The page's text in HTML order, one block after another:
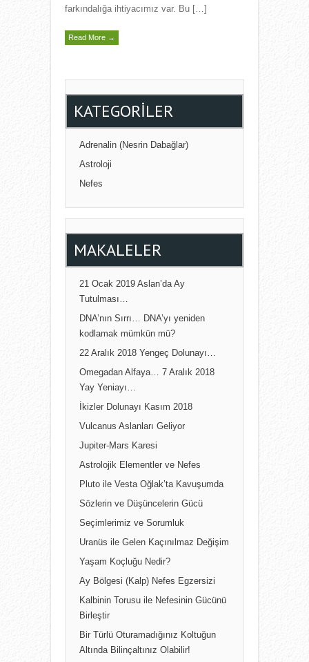
farkındalığa ihtiyacımız var. Bu […]
Read More →
KATEGORILER
Adrenalin (Nesrin Dabağlar)
Astroloji
Nefes
MAKALELER
21 Ocak 2019 Aslan’da Ay
Tutulması…
DNA’nın Sırrı… DNA’yı yeniden
kodlamak mümkün mü?
22 Aralık 2018 Yengeç Dolunayı…
Omegadan Alfaya… 7 Aralık 2018
Yay Yeniayı…
İkizler Dolunayı Kasım 2018
Vulcanus Aslanları Geliyor
Jupiter-Mars Karesi
Astrolojik Elementler ve Nefes
Pluto ile Vesta Oğlak’ta Kavuşumda
Sözlerin ve Düşüncelerin Gücü
Seçimlerimiz ve Sorumluk
Uranüs ile Gelen Kaçınılmaz Değişim
Yaşam Koçluğu Nedir?
Ay Bölgesi (Kalp) Nefes Egzersizi
Kalbinin Torusu ile Nefesinin Gücünü
Birleştir
Bir Türlü Oturamadığınız Koltuğun
Altında Bilinçaltınız Olabilir!